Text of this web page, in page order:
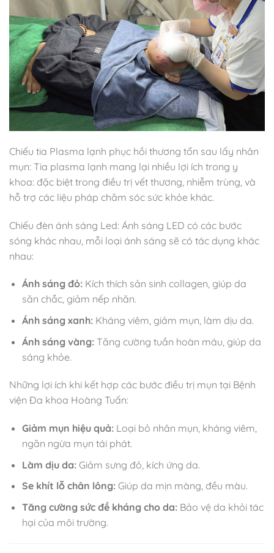
Chiếu tia Plasma lạnh phục hồi thương tổn sau lấy nhân
mụn: Tia plasma lạnh mang lại nhiều lợi ích trong y
khoa: đặc biệt trong điều trị vết thương, nhiễm trùng, và
hỗ trợ các liệu pháp chăm sóc sức khỏe khác.
Chiếu đèn ánh sáng Led: Ánh sáng LED có các bước
sóng khác nhau, mỗi loại ánh sáng sẽ có tác dụng khác
nhau:
Ánh sáng đỏ:Kích thích sản sinh collagen, giúp da
săn chắc, giảm nếp nhăn.
Ánh sáng xanh:Kháng viêm, giảm mụn, làm dịu da.
Ánh sáng vàng:Tăng cường tuần hoàn máu, giúp da
sáng khỏe.
Những lợi ích khi kết hợp các bước điều trị mụn tại Bệnh
viện Đa khoa Hoàng Tuấn:
Giảm mụn hiệu quả:Loại bỏ nhân mụn, kháng viêm,
ngăn ngừa mụn tái phát.
Làm dịu da:Giảm sưng đỏ, kích ứng da.
Se khít lỗ chân lông:Giúp da mịn màng, đều màu.
Tăng cường sức đề kháng cho da:Bảo vệ da khỏi tác
hại của môi trường.